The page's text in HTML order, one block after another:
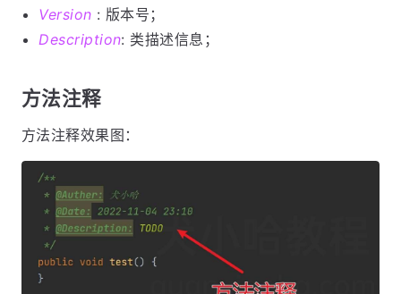
Version : 版本号；
Description: 类描述信息；
方法注释
方法注释效果图：